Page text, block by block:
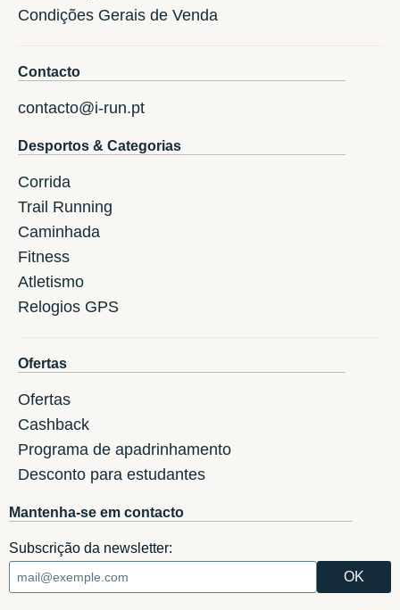
Condições Gerais de Venda
Contacto
contacto@i-run.pt
Desportos & Categorias
Corrida
Trail Running
Caminhada
Fitness
Atletismo
Relogios GPS
Ofertas
Ofertas
Cashback
Programa de apadrinhamento
Desconto para estudantes
Mantenha-se em contacto
Subscrição da newsletter: